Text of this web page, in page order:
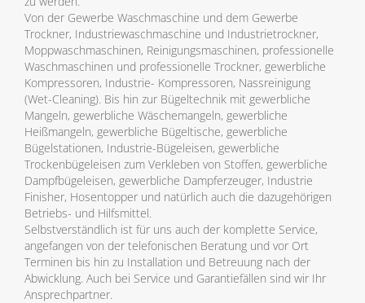
Von der Gewerbe Waschmaschine und dem Gewerbe
Trockner, Industriewaschmaschine und Industrietrockner,
Moppwaschmaschinen, Reinigungsmaschinen, professionelle
Waschmaschinen und professionelle Trockner, gewerbliche
Kompressoren, Industrie- Kompressoren, Nassreinigung
(Wet-Cleaning). Bis hin zur Bügeltechnik mit gewerbliche
Mangeln, gewerbliche Wäschemangeln, gewerbliche
Heißmangeln, gewerbliche Bügeltische, gewerbliche
Bügelstationen, Industrie-Bügeleisen, gewerbliche
Trockenbügeleisen zum Verkleben von Stoffen, gewerbliche
Dampfbügeleisen, gewerbliche Dampferzeuger, Industrie
Finisher, Hosentopper und natürlich auch die dazugehörigen
Betriebs- und Hilfsmittel.
Selbstverständlich ist für uns auch der komplette Service,
angefangen von der telefonischen Beratung und vor Ort
Terminen bis hin zu Installation und Betreuung nach der
Abwicklung. Auch bei Service und Garantiefällen sind wir Ihr
Ansprechpartner.